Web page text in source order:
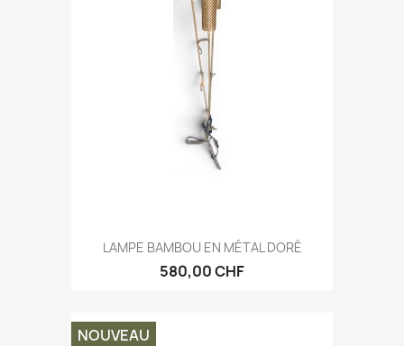
LAMPE BAMBOU EN MÉTAL DORÉ
580,00 CHF
NOUVEAU